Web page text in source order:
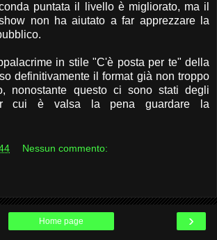
puntata il livello è migliorato, ma il
non ha aiutato a far apprezzare la
in stile "C'è posta per te" della
definitivamente il format già non troppo
nonostante questo ci sono stati degli
cui è valsa la pena guardare la
Nessun commento:
›
Home page